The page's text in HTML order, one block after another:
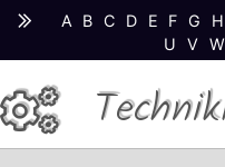
A B C D E F G H
U
V W